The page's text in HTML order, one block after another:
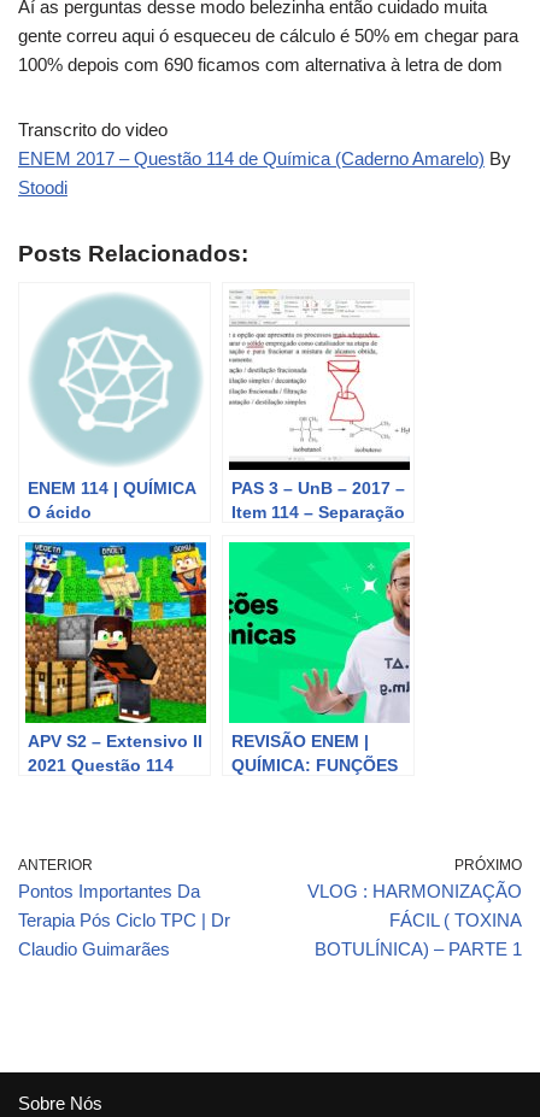
Aí as perguntas desse modo belezinha então cuidado muita
gente correu aqui ó esqueceu de cálculo é 50% em chegar para
100% depois com 690 ficamos com alternativa à letra de dom
Transcrito do video
ENEM 2017 – Questão 114 de Química (Caderno Amarelo) By
Stoodi
Posts Relacionados:
ENEM 114 | QUÍMICA
O ácido
(massa molar igual a
180 g/mol), é
sintetizado
PAS 3 – UnB – 2017 –
Item 114 – Separação
APV S2 – Extensivo II
2021 Questão 114
REVISÃO ENEM |
QUÍMICA: FUNÇÕES
ANTERIOR
Pontos Importantes Da
Terapia Pós Ciclo TPC | Dr
Claudio Guimarães
PRÓXIMO
VLOG : HARMONIZAÇÃO
FÁCIL ( TOXINA
BOTULÍNICA) – PARTE 1
Sobre Nós